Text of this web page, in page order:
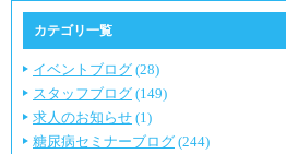
カテゴリ一覧
イベントブログ (28)
スタッフブログ (149)
求人のお知らせ (1)
糖尿病セミナーブログ (244)